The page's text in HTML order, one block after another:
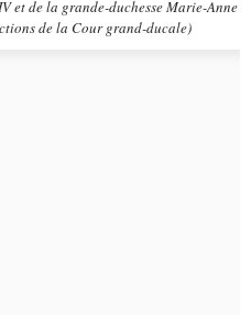
et de la grande-duchesse Marie-Anne
de la Cour grand-ducale)